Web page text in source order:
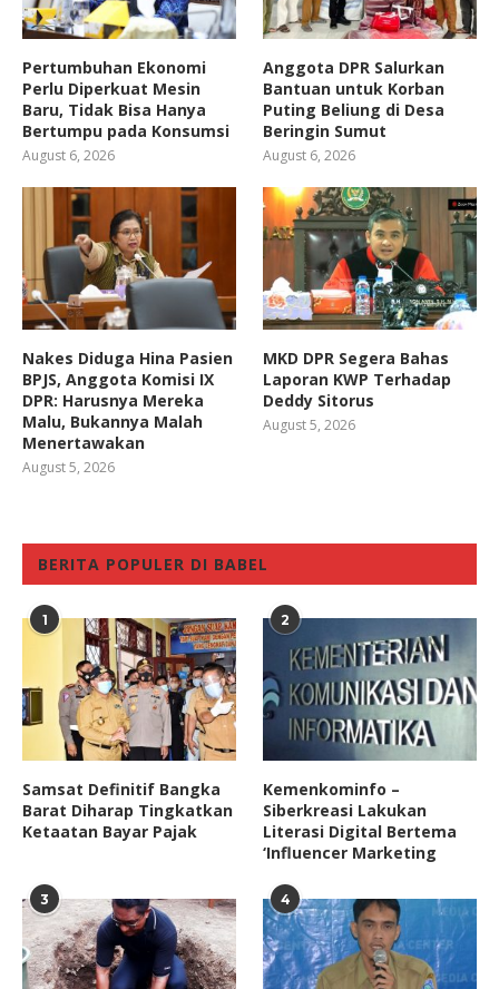
Pertumbuhan Ekonomi
Perlu Diperkuat Mesin
Baru, Tidak Bisa Hanya
Bertumpu pada Konsumsi
August 6, 2026
Anggota DPR Salurkan
Bantuan untuk Korban
Puting Beliung di Desa
Beringin Sumut
August 6, 2026
Nakes Diduga Hina Pasien
BPJS, Anggota Komisi IX
DPR: Harusnya Mereka
Malu, Bukannya Malah
Menertawakan
August 5, 2026
MKD DPR Segera Bahas
Laporan KWP Terhadap
Deddy Sitorus
August 5, 2026
BERITA POPULER DI BABEL
1
Samsat Definitif Bangka
Barat Diharap Tingkatkan
Ketaatan Bayar Pajak
2
Kemenkominfo –
Siberkreasi Lakukan
Literasi Digital Bertema
‘Influencer Marketing
3 4